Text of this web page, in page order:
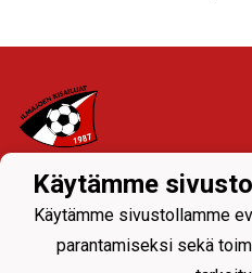
Tietosuojaseloste
Ylävalikon
Käytämme
Käytämme sivustollamme
parantamiseksi sekä